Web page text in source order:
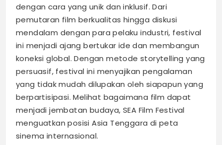
dengan cara yang unik dan inklusif. Dari
pemutaran film berkualitas hingga diskusi
mendalam dengan para pelaku industri, festival
ini menjadi ajang bertukar ide dan membangun
koneksi global. Dengan metode storytelling yang
persuasif, festival ini menyajikan pengalaman
yang tidak mudah dilupakan oleh siapapun yang
berpartisipasi. Melihat bagaimana film dapat
menjadi jembatan budaya, SEA Film Festival
menguatkan posisi Asia Tenggara di peta
sinema internasional.